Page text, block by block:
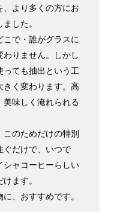
、より多くの方にお
した。
こで・誰がグラスに
りません。しかし
っても抽出という工
きく変わります。高
美味しく淹れられる
のためだけの特別
ぐだけで、いつで
シャコーヒーらしい
ます。
、おすすめです。